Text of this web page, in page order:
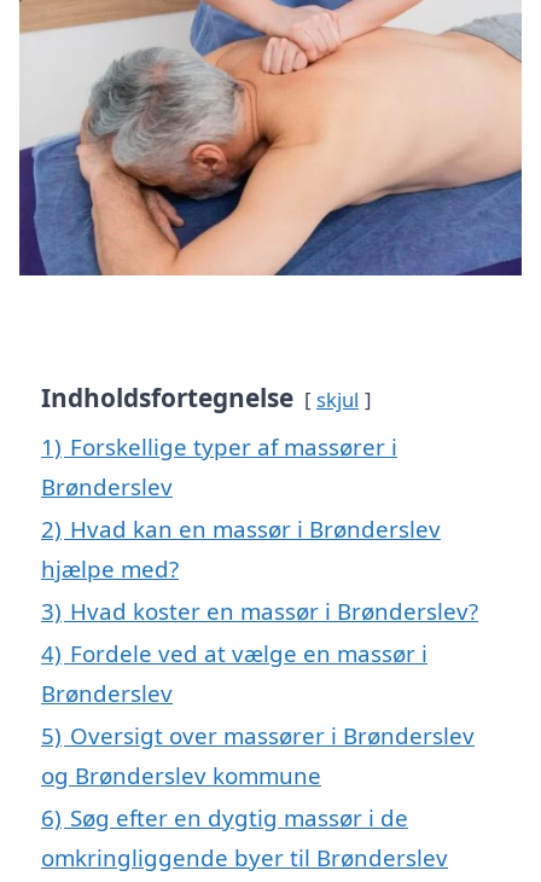
Indholdsfortegnelse skjul
1) Forskellige typer af massører i
Brønderslev
2) Hvad kan en massør i Brønderslev
hjælpe med?
3) Hvad koster en massør i Brønderslev?
4) Fordele ved at vælge en massør i
Brønderslev
5) Oversigt over massører i Brønderslev
og Brønderslev kommune
6) Søg efter en dygtig massør i de
omkringliggende byer til Brønderslev